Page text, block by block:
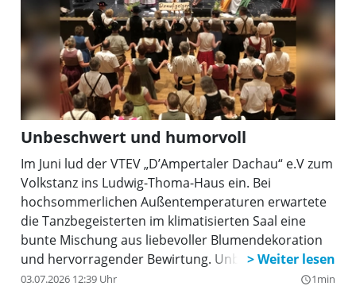
Unbeschwert und humorvoll
Im Juni lud der VTEV „D’Ampertaler Dachau“ e.V zum
Volkstanz ins Ludwig-Thoma-Haus ein. Bei
hochsommerlichen Außentemperaturen erwartete
die Tanzbegeisterten im klimatisierten Saal eine
bunte Mischung aus liebevoller Blumendekoration
und hervorragender Bewirtung. Unbeschwert und
humorvoll spielten die Draufgeiger auf, harmonisch
03.07.2026 12:39 Uhr query_builder1min